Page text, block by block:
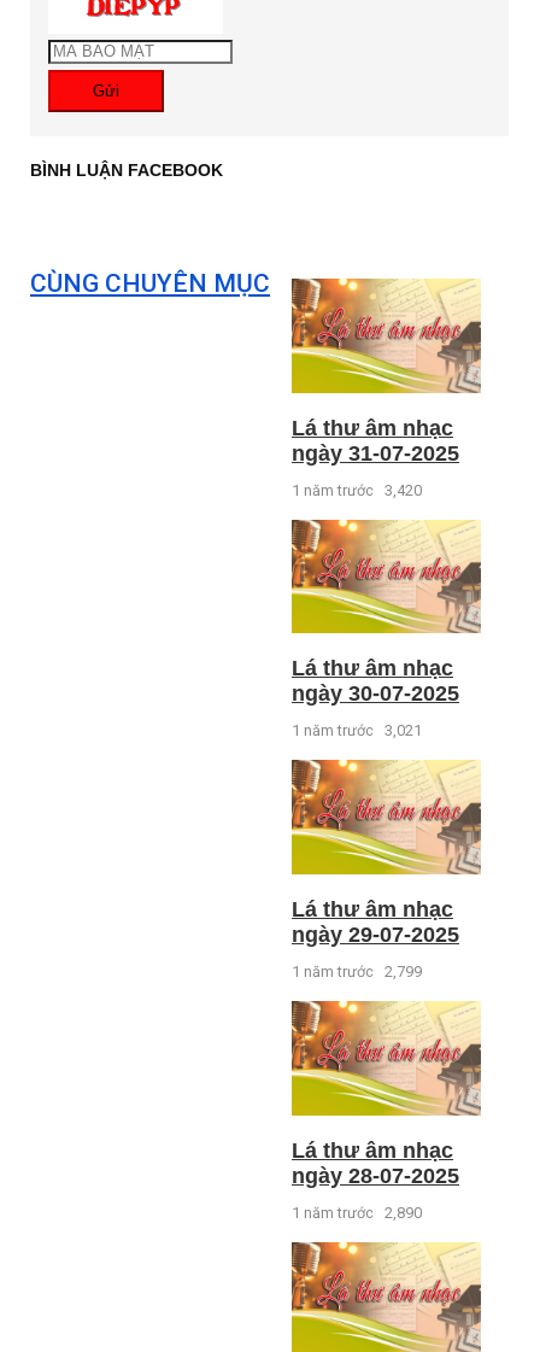
Gửi
BÌNH LUẬN FACEBOOK
CÙNG CHUYÊN MỤC
Lá thư âm nhạc
ngày 31-07-2025
1 năm trước 3,420
Lá thư âm nhạc
ngày 30-07-2025
1 năm trước 3,021
Lá thư âm nhạc
ngày 29-07-2025
1 năm trước 2,799
Lá thư âm nhạc
ngày 28-07-2025
1 năm trước 2,890